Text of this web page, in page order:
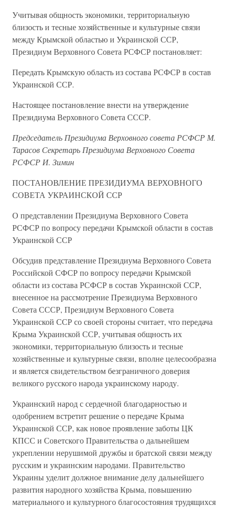
Учитывая общность экономики, территориальную
близость и тесные хозяйственные и культурные связи
между Крымской областью и Украинской ССР,
Президиум Верховного Совета РСФСР постановляет:
Передать Крымскую область из состава РСФСР в состав
Украинской ССР.
Настоящее постановление внести на утверждение
Президиума Верховного Совета СССР.
Председатель Президиума Верховного совета РСФСР М.
Тарасов Секретарь Президиума Верховного Совета
РСФСР И. Зимин
ПОСТАНОВЛЕНИЕ ПРЕЗИДИУМА ВЕРХОВНОГО
СОВЕТА УКРАИНСКОЙ ССР
О представлении Президиума Верховного Совета
РСФСР по вопросу передачи Крымской области в состав
Украинской ССР
Обсудив представление Президиума Верховного Совета
Российской СФСР по вопросу передачи Крымской
области из состава РСФСР в состав Украинской ССР,
внесенное на рассмотрение Президиума Верховного
Совета СССР, Президиум Верховного Совета
Украинской ССР со своей стороны считает, что передача
Крыма Украинской ССР, учитывая общность их
экономики, территориальную близость и тесные
хозяйственные и культурные связи, вполне целесообразна
и является свидетельством безграничного доверия
великого русского народа украинскому народу.
Украинский народ с сердечной благодарностью и
одобрением встретит решение о передаче Крыма
Украинской ССР, как новое проявление заботы ЦК
КПСС и Советского Правительства о дальнейшем
укреплении нерушимой дружбы и братской связи между
русским и украинским народами. Правительство
Украины уделит должное внимание делу дальнейшего
развития народного хозяйства Крыма, повышению
материального и культурного благосостояния трудящихся